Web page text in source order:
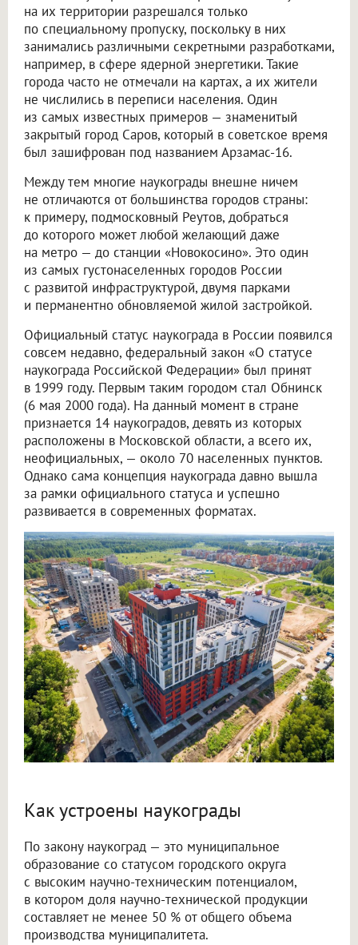
на их территории разрешался только
по специальному пропуску, поскольку в них
занимались различными секретными разработками,
например, в сфере ядерной энергетики. Такие
города часто не отмечали на картах, а их жители
не числились в переписи населения. Один
из самых известных примеров — знаменитый
закрытый город Саров, который в советское время
был зашифрован под названием Арзамас-16.
Между тем многие наукограды внешне ничем
не отличаются от большинства городов страны:
к примеру, подмосковный Реутов, добраться
до которого может любой желающий даже
на метро — до станции «Новокосино». Это один
из самых густонаселенных городов России
с развитой инфраструктурой, двумя парками
и перманентно обновляемой жилой застройкой.
Официальный статус наукограда в России появился
совсем недавно, федеральный закон «О статусе
наукограда Российской Федерации» был принят
в 1999 году. Первым таким городом стал Обнинск
(6 мая 2000 года). На данный момент в стране
признается 14 наукоградов, девять из которых
расположены в Московской области, а всего их,
неофициальных, — около 70 населенных пунктов.
Однако сама концепция наукограда давно вышла
за рамки официального статуса и успешно
развивается в современных форматах.
Как устроены наукограды
По закону наукоград — это муниципальное
образование со статусом городского округа
с высоким научно-техническим потенциалом,
в котором доля научно-технической продукции
составляет не менее 50 % от общего объема
производства муниципалитета.